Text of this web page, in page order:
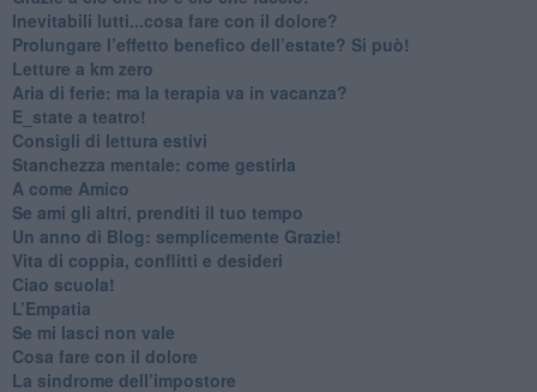
​Inevitabili lutti...cosa fare con il dolore?
Prolungare l’effetto benefico dell’estate? Si può!
​Letture a km zero
​Aria di ferie: ma la terapia va in vacanza?
​E_state a teatro!
​Consigli di lettura estivi
​Stanchezza mentale: come gestirla
​A come Amico
​Se ami gli altri, prenditi il tuo tempo
​Un anno di Blog: semplicemente Grazie!
​Vita di coppia, conflitti e desideri
​Ciao scuola!
​L’Empatia
​Se mi lasci non vale
Cosa fare con il dolore
​La sindrome dell’impostore